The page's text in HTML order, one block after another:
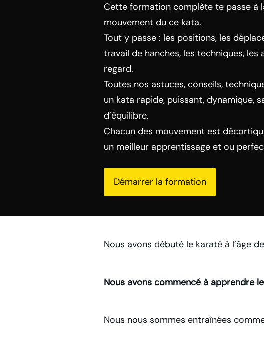
Cette formation complète te passe à
mouvement du ce kata.
Tout y passe : les positions, les
travail de hanches, les techniques, les
regard.
Toutes nos astuces, conseils,
un kata rapide, puissant, dynamique,
d’équilibre.
Chacun des mouvement est
un meilleur apprentissage et ou
Démarrer la formation
Nous avons débuté le karaté à l’âge
Nous avons commencé à apprendre
Nous nous sommes entraînées